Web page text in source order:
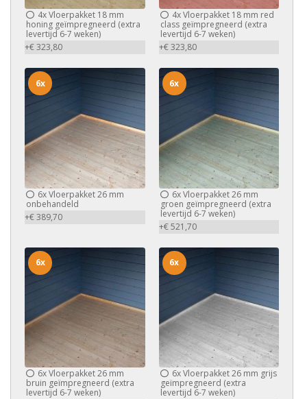
4xVloerpakket 18 mm
honing geïmpregneerd (extra
levertijd 6-7 weken)
+€ 323,80
4xVloerpakket 18 mm red
class geïmpregneerd (extra
levertijd 6-7 weken)
+€ 323,80
6xVloerpakket 26 mm
onbehandeld
+€ 389,70
6x
6xVloerpakket 26 mm
groen geïmpregneerd (extra
levertijd 6-7 weken)
+€ 521,70
6x
6xVloerpakket 26 mm
bruin geïmpregneerd (extra
levertijd 6-7 weken)
6x
6xVloerpakket 26 mm grijs
geïmpregneerd (extra
levertijd 6-7 weken)
6x